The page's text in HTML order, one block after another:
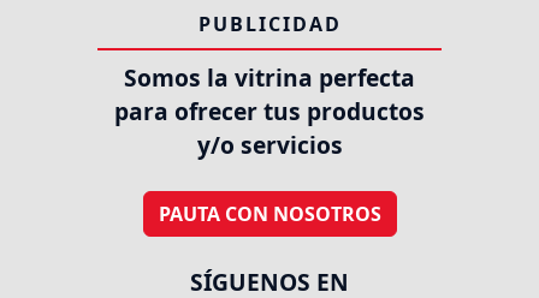
PUBLICIDAD
Somos la vitrina perfecta
para ofrecer tus productos
y/o servicios
PAUTA CON NOSOTROS
SÍGUENOS EN